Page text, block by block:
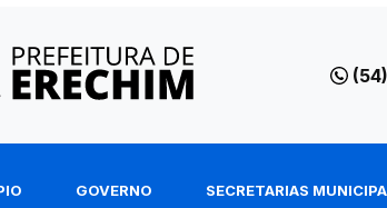
GOVERNO SECRETARIAS